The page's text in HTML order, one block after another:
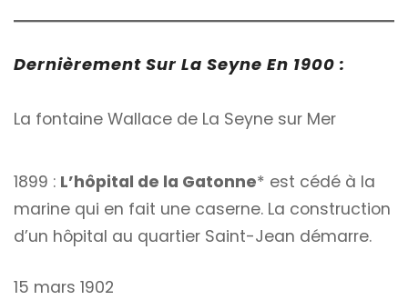
Dernièrement Sur La Seyne En 1900 :
La fontaine Wallace de La Seyne sur Mer
1899 : L’hôpital de la Gatonne* est cédé à la
marine qui en fait une caserne. La construction
d’un hôpital au quartier Saint-Jean démarre.
15 mars 1902